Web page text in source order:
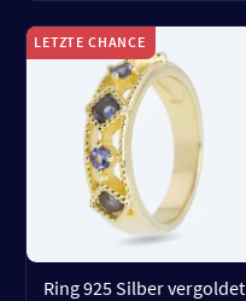
LETZTE CHANCE
Ring 925 Silber vergoldet